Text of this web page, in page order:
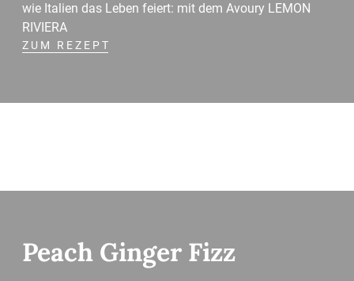
wie Italien das Leben feiert: mit dem Avoury LEMON
RIVIERA
ZUM REZEPT
Peach Ginger Fizz